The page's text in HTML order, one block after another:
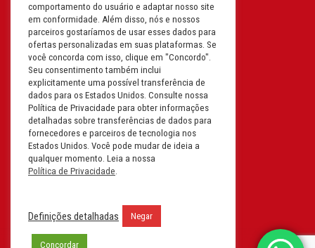
Therapark - Jundiaí - São Paulo
CEP: 13.213-087 | CNPJ:
61.193.496/0018-08
I.E: 407.642.800.114
Filial: Rua em Projeto G, 728 – Letra A
B C D
Tabuleiro do Martins – Maceió -
Alagoas
CEP. 57081-036 | CNPJ:
61.193.496/0014-76
Filial: Mavalerio, USA Inc.
11990 N Lakeridge Pkwy
comportamento do usuário e adaptar nosso site
em conformidade. Além disso, nós e nossos
parceiros gostaríamos de usar esses dados para
ofertas personalizadas em suas plataformas. Se
você concorda com isso, clique em "Concordo".
Seu consentimento também inclui
explicitamente uma possível transferência de
dados para os Estados Unidos. Consulte nossa
Política de Privacidade para obter informações
detalhadas sobre transferências de dados para
fornecedores e parceiros de tecnologia nos
Estados Unidos. Você pode mudar de ideia a
qualquer momento. Leia a nossa
Política de Privacidade.
Definições detalhadas Negar
Concordar